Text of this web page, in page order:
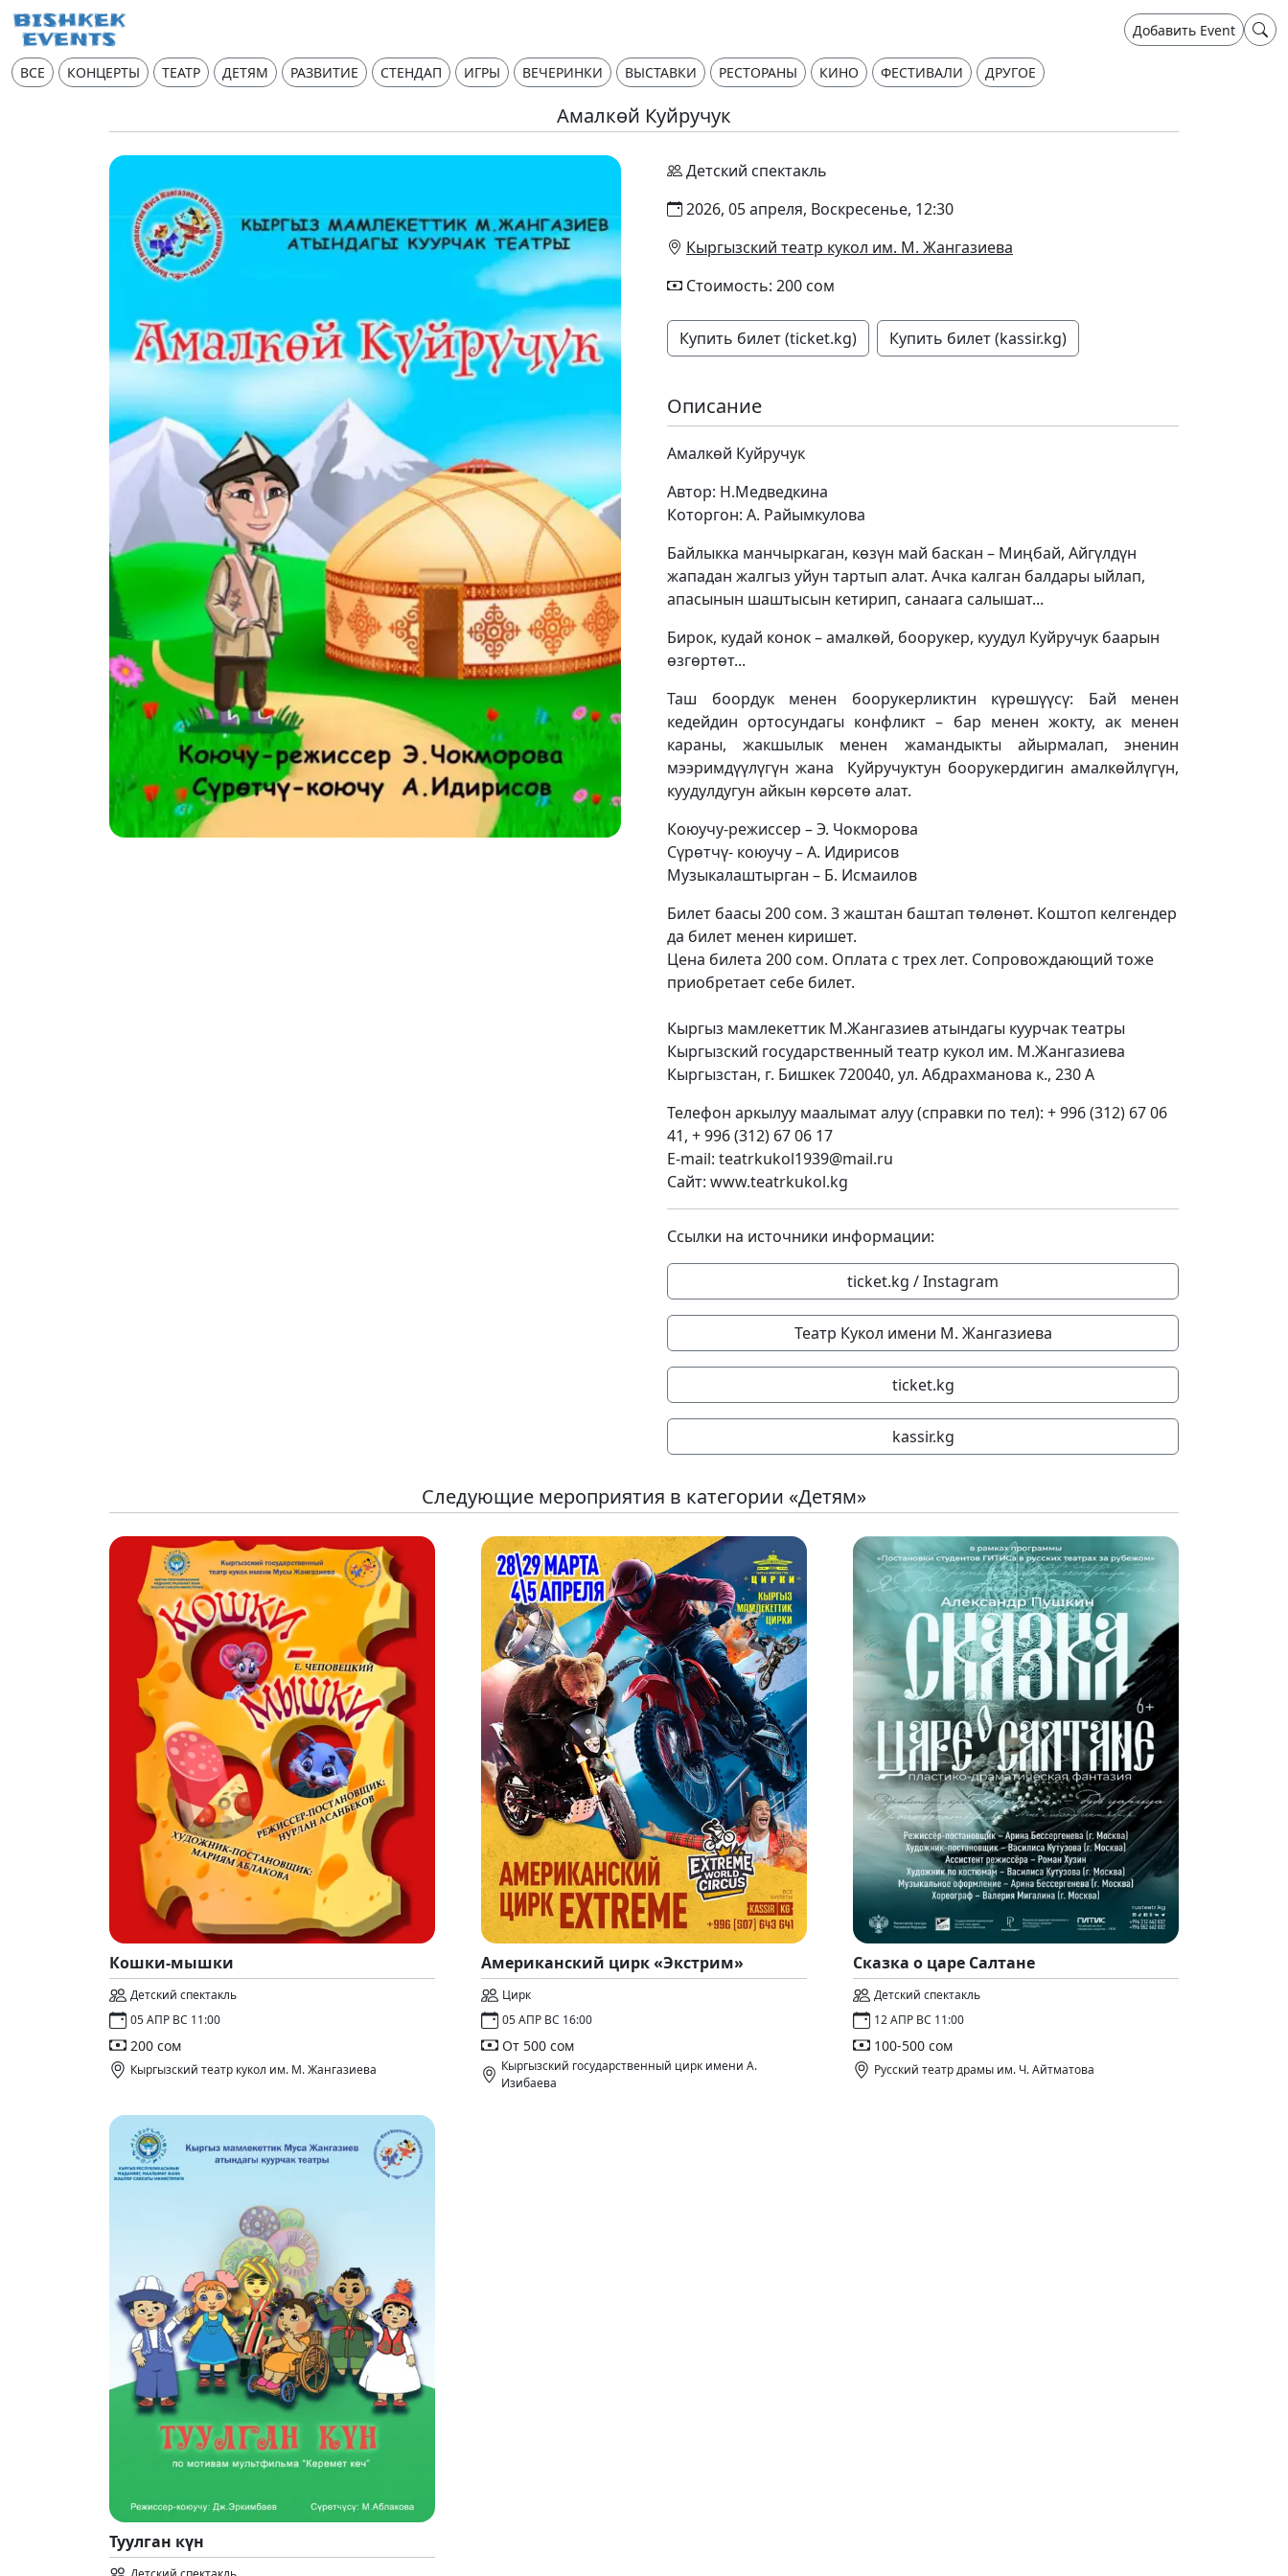
Добавить Event
ВСЕ КОНЦЕРТЫ ТЕАТР ДЕТЯМ РАЗВИТИЕ СТЕНДАП ИГРЫ ВЕЧЕРИНКИ ВЫСТАВКИ РЕСТОРАНЫ КИНО ФЕСТИВАЛИ ДРУГОЕ
Амалкөй Куйручук
Детский спектакль
2026, 05 апреля, Воскресенье, 12:30
Кыргызский театр кукол им. М. Жангазиева
Стоимость: 200 сом
Купить билет (ticket.kg) Купить билет (kassir.kg)
Описание
Амалкөй Куйручук
Автор: Н.Медведкина
Которгон: А. Райымкулова
Байлыкка манчыркаган, көзүн май баскан – Миңбай, Айгүлдүн
жападан жалгыз уйун тартып алат. Ачка калган балдары ыйлап,
апасынын шаштысын кетирип, санаага салышат...
Бирок, кудай конок – амалкөй, боорукер, куудул Куйручук баарын
өзгөртөт...
Таш боордук менен боорукерликтин күрөшүүсү: Бай менен
кедейдин ортосундагы конфликт – бар менен жокту, ак менен
караны, жакшылык менен жамандыкты айырмалап, эненин
мээримдүүлүгүн жана Куйручуктун боорукердигин амалкөйлүгүн,
куудулдугун айкын көрсөтө алат.
Коюучу-режиссер – Э. Чокморова
Сүрөтчү- коюучу – А. Идирисов
Музыкалаштырган – Б. Исмаилов
Билет баасы 200 сом. 3 жаштан баштап төлөнөт. Коштоп келгендер
да билет менен киришет.
Цена билета 200 сом. Оплата с трех лет. Сопровождающий тоже
приобретает себе билет.
Кыргыз мамлекеттик М.Жангазиев атындагы куурчак театры
Кыргызский государственный театр кукол им. М.Жангазиева
Кыргызстан, г. Бишкек 720040, ул. Абдрахманова к., 230 A
Телефон аркылуу маалымат алуу (справки по тел): + 996 (312) 67 06
41, + 996 (312) 67 06 17
E-mail: teatrkukol1939@mail.ru
Сайт: www.teatrkukol.kg
Ссылки на источники информации:
ticket.kg / Instagram
Театр Кукол имени М. Жангазиева
ticket.kg
kassir.kg
Следующие мероприятия в категории «Детям»
Кошки-мышки
Детский спектакль
05 АПР ВС 11:00
200 сом
Кыргызский театр кукол им. М. Жангазиева
Американский цирк «Экстрим»
Цирк
05 АПР ВС 16:00
От 500 сом
Кыргызский государственный цирк имени А.
Изибаева
Сказка о царе Салтане
Детский спектакль
12 АПР ВС 11:00
100-500 сом
Русский театр драмы им. Ч. Айтматова
Туулган күн